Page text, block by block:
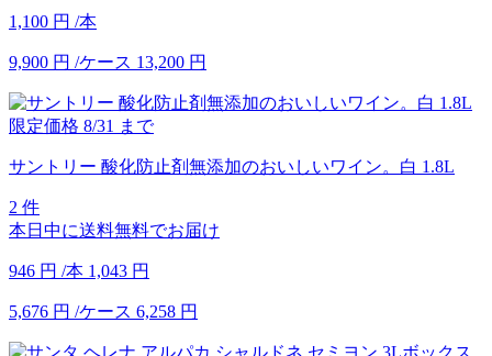
1,100 円 /本
9,900 円 /ケース 13,200 円
限定価格 8/31 まで
サントリー 酸化防止剤無添加のおいしいワイン。白 1.8L
2 件
本日中に送料無料でお届け
946 円 /本 1,043 円
5,676 円 /ケース 6,258 円